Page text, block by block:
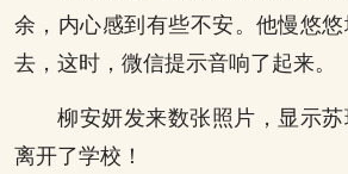
余，内心感到有些不安。他慢悠
去，这时，微信提示音响了起来。
柳安妍发来数张照片，显示
离开了学校！